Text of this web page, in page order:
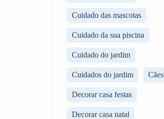
Cuidado das mascotas
Cuidado da sua piscina
Cuidado do jardim
Cuidados do jardim Cães
Decorar casa festas
Decorar casa natal